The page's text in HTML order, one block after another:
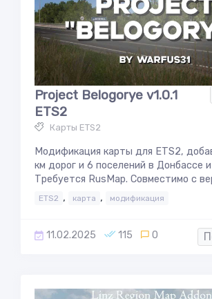
Project Belogorye v1.0.1
ETS2
Карты ETS2
Модификация карты для ETS2,
км дорог и 6 поселений в Донбассе
Требуется RusMap. Совместимо с
ETS2 , карта , модификация
11.02.2025 115 0